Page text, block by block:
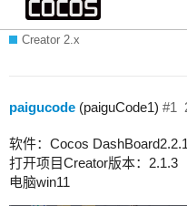
一直没有出了
Creator 2.x
paigucode (paiguCode1) #1
软件：Cocos DashBoard2.2.1
打开项目Creator版本：2.1.3
电脑win11